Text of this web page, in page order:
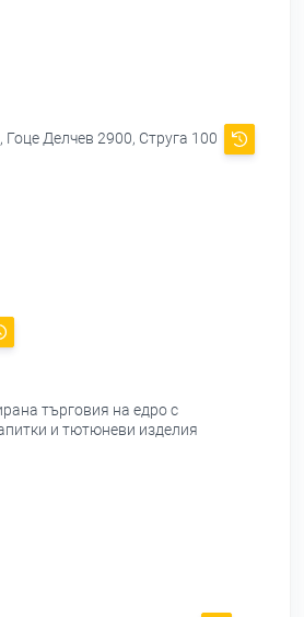
Гоце Делчев 2900, Струга 100
търговия на едро с
и тютюневи изделия